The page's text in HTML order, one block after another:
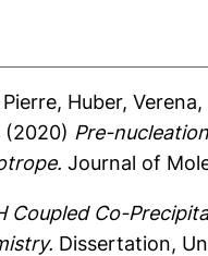
, Huber, Verena,
(2020) Pre-
Journal of
Coupled Co-
Dissertation,